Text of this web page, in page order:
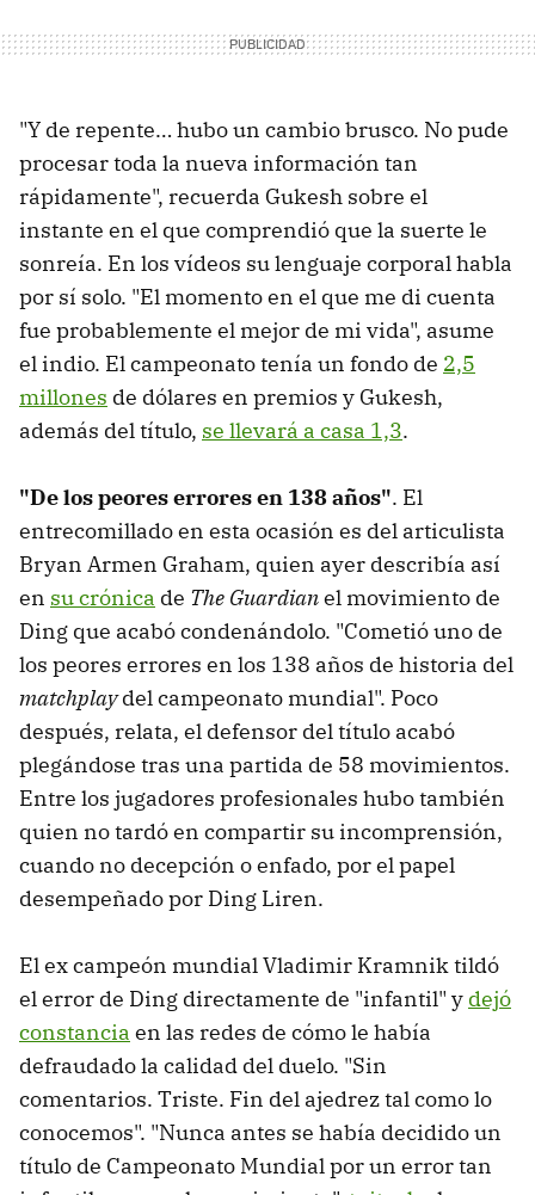
"Y de repente… hubo un cambio brusco. No pude
procesar toda la nueva información tan
rápidamente", recuerda Gukesh sobre el
instante en el que comprendió que la suerte le
sonreía. En los vídeos su lenguaje corporal habla
por sí solo. "El momento en el que me di cuenta
fue probablemente el mejor de mi vida", asume
el indio. El campeonato tenía un fondo de 2,5
millones de dólares en premios y Gukesh,
además del título, se llevará a casa 1,3.
"De los peores errores en 138 años". El
entrecomillado en esta ocasión es del articulista
Bryan Armen Graham, quien ayer describía así
en su crónica de The Guardianel movimiento de
Ding que acabó condenándolo. "Cometió uno de
los peores errores en los 138 años de historia del
matchplaydel campeonato mundial". Poco
después, relata, el defensor del título acabó
plegándose tras una partida de 58 movimientos.
Entre los jugadores profesionales hubo también
quien no tardó en compartir su incomprensión,
cuando no decepción o enfado, por el papel
desempeñado por Ding Liren.
El ex campeón mundial Vladimir Kramnik tildó
el error de Ding directamente de "infantil" y dejó
constancia en las redes de cómo le había
defraudado la calidad del duelo. "Sin
comentarios. Triste. Fin del ajedrez tal como lo
conocemos". "Nunca antes se había decidido un
título de Campeonato Mundial por un error tan